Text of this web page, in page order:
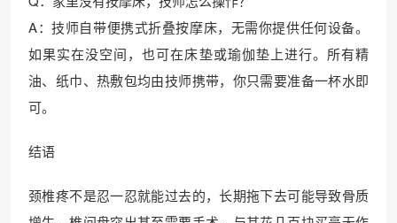
A：技师自带便携式折叠按摩床，无需你提供任何设备。
如果实在没空间，也可在床垫或瑜伽垫上进行。所有精
油、纸巾、热敷包均由技师携带，你只需要准备一杯水即
可。
结语
颈椎疼不是忍一忍就能过去的，长期拖下去可能导致骨质